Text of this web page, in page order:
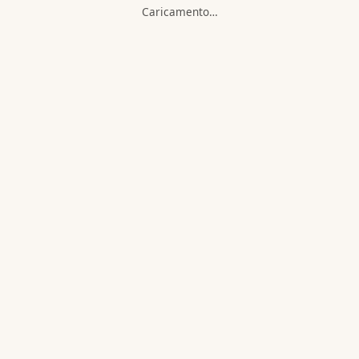
Caricamento…